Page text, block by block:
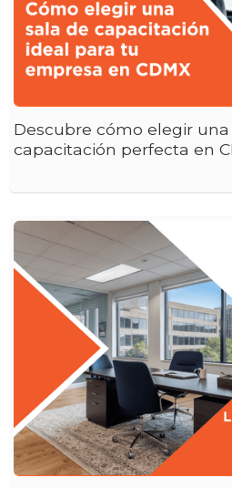
Descubre cómo elegir una
capacitación perfecta en